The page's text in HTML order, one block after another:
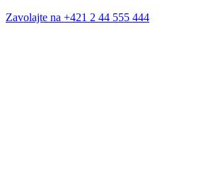
Zavolajte na +421 2 44 555 444